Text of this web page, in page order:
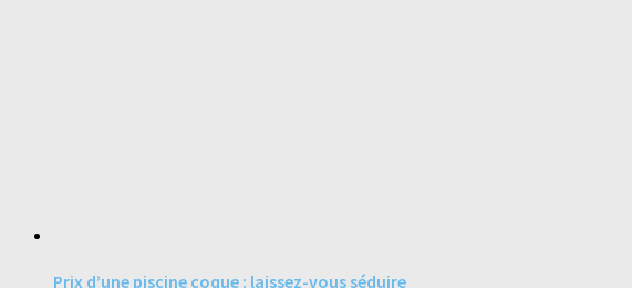
Prix d’une piscine coque : laissez-vous séduire